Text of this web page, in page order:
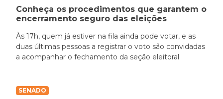
Conheça os procedimentos que garantem o
encerramento seguro das eleições
Às 17h, quem já estiver na fila ainda pode votar, e as
duas últimas pessoas a registrar o voto são convidadas
a acompanhar o fechamento da seção eleitoral
SENADO